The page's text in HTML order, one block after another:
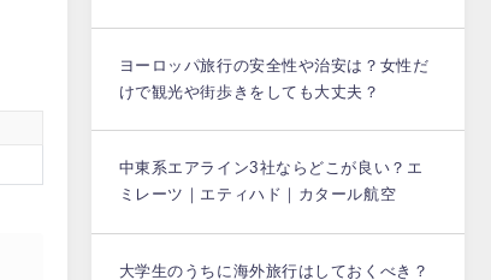
ヨーロッパ旅行の安全性や治安は？女性だ
けで観光や街歩きをしても大丈夫？
中東系エアライン3社ならどこが良い？エ
ミレーツ｜エティハド｜カタール航空
大学生のうちに海外旅行はしておくべき？